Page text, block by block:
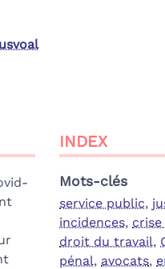
INDEX
Mots-clés
service public,
incidences,
droit du travail,
pénal, avocats,